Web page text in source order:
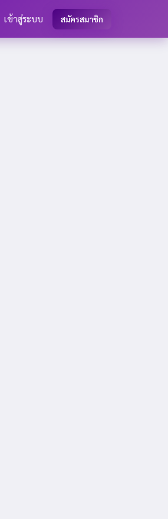
เข้าสู่ระบบ สมัครสมาชิก